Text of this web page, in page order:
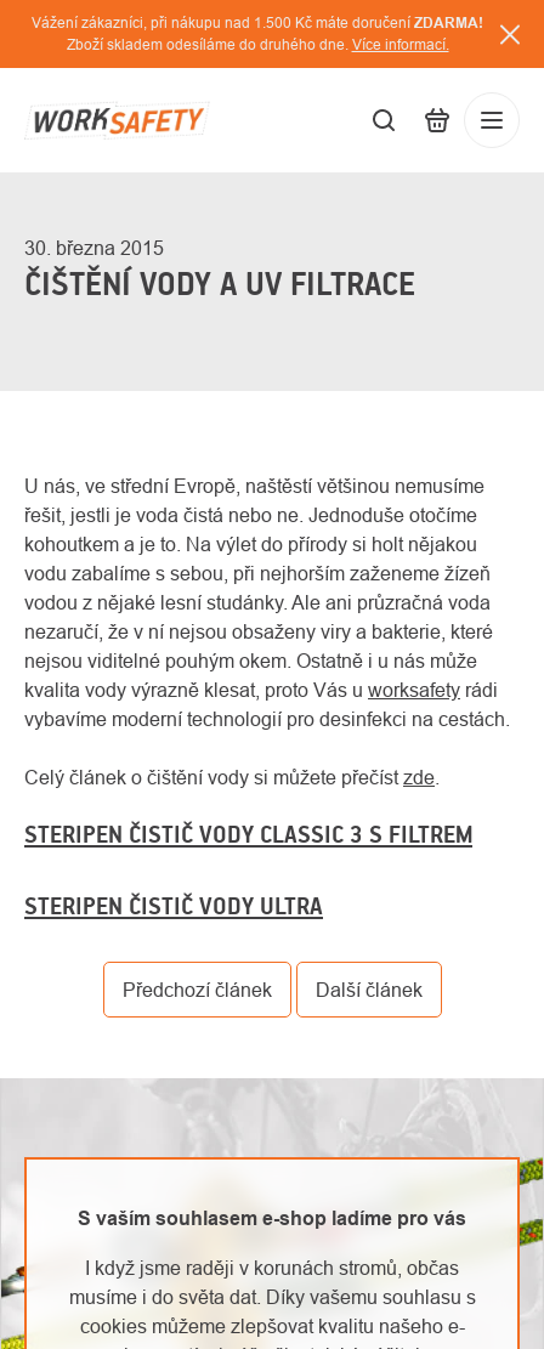
S vaším souhlasem e-shop ladíme pro vás
I když jsme raději v korunách stromů, občas
musíme i do světa dat. Díky vašemu souhlasu s
cookies můžeme zlepšovat kvalitu našeho e-
Přejít
obsah
Vážení zákazníci, při nákupu nad 1.500 Kč máte doručení ZDARMA!
Zboží skladem odesíláme do druhého dne. Více informací.
30. března 2015
ČIŠTĚNÍ VODY A UV FILTRACE
U nás, ve střední Evropě, naštěstí většinou nemusíme
řešit, jestli je voda čistá nebo ne. Jednoduše otočíme
kohoutkem a je to. Na výlet do přírody si holt nějakou
vodu zabalíme s sebou, při nejhorším zaženeme žízeň
vodou z nějaké lesní studánky. Ale ani průzračná voda
nezaručí, že v ní nejsou obsaženy viry a bakterie, které
nejsou viditelné pouhým okem. Ostatně i u nás může
kvalita vody výrazně klesat, proto Vás u worksafety rádi
vybavíme moderní technologií pro desinfekci na cestách.
Celý článek o čištění vody si můžete přečístzde
STERIPEN ČISTIČ VODY CLASSIC 3 S FILTREM
STERIPEN ČISTIČ VODY ULTRA
Předchozí článek Další článek